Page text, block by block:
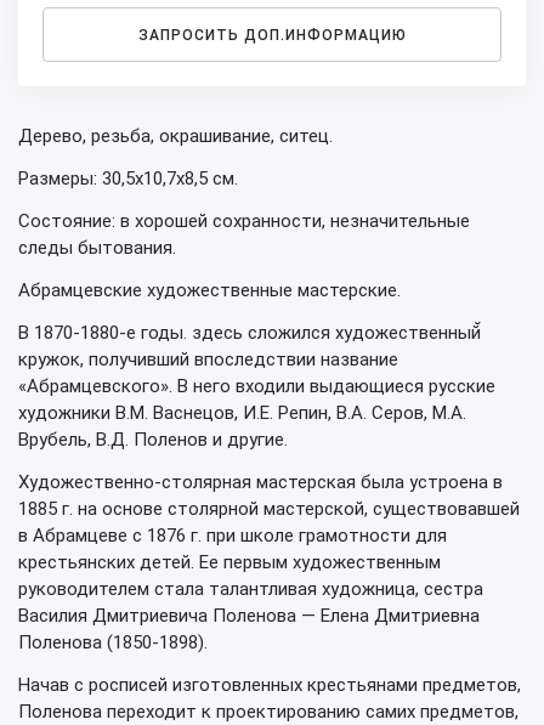
ЗАПРОСИТЬ ДОП.ИНФОРМАЦИЮ
Дерево, резьба, окрашивание, ситец.
Размеры: 30,5х10,7х8,5 см.
Состояние: в хорошей сохранности, незначительные
следы бытования.
Абрамцевские художественные мастерские.
В 1870-1880-е годы. здесь сложился художественный̆
кружок, получивший впоследствии название
«Абрамцевского». В него входили выдающиеся русские
художники В.М. Васнецов, И.Е. Репин, В.А. Серов, М.А.
Врубель, В.Д. Поленов и другие.
Художественно-столярная мастерская была устроена в
1885 г. на основе столярной мастерской, существовавшей
в Абрамцеве с 1876 г. при школе грамотности для
крестьянских детей. Ее первым художественным
руководителем стала талантливая художница, сестра
Василия Дмитриевича Поленова — Елена Дмитриевна
Поленова (1850-1898).
Начав с росписей изготовленных крестьянами предметов,
Поленова переходит к проектированию самих предметов,